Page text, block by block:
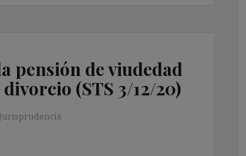
pensión de viudedad
(STS 3/12/20)